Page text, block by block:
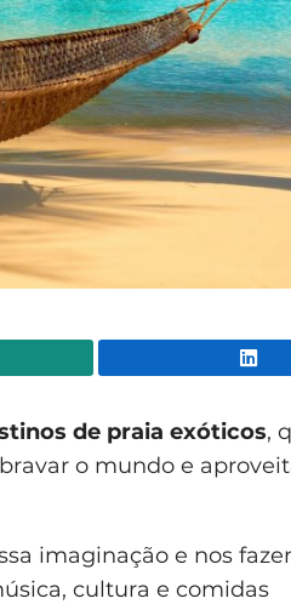
de praia exóticos,
o mundo e
imaginação e nos
cultura e comidas